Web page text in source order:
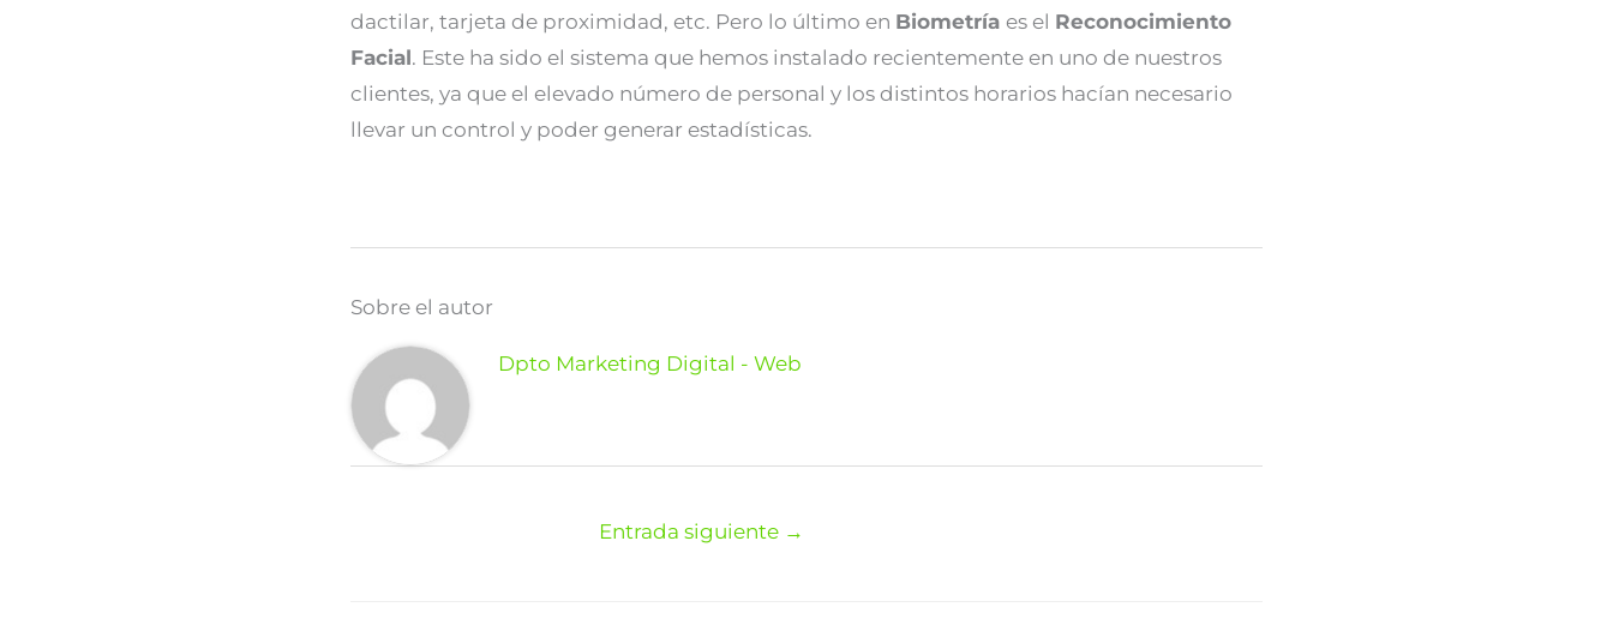
dactilar, tarjeta de proximidad, etc. Pero lo último en Biometría es el Reconocimiento
Facial. Este ha sido el sistema que hemos instalado recientemente en uno de nuestros
clientes, ya que el elevado número de personal y los distintos horarios hacían necesario
llevar un control y poder generar estadísticas.
Sobre el autor
Dpto Marketing Digital - Web
Entrada siguiente →